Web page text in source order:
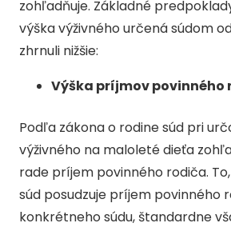
zohľadňuje. Základné
výška výživného určená súdom
zhrnuli nižšie:
Výška príjmov povinného
Podľa zákona o rodine súd pri
výživného na maloleté dieťa
rade príjem povinného rodiča.
súd posudzuje príjem povinného
konkrétneho súdu, štandardne